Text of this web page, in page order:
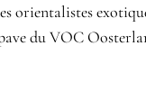
orientalistes
du VOC